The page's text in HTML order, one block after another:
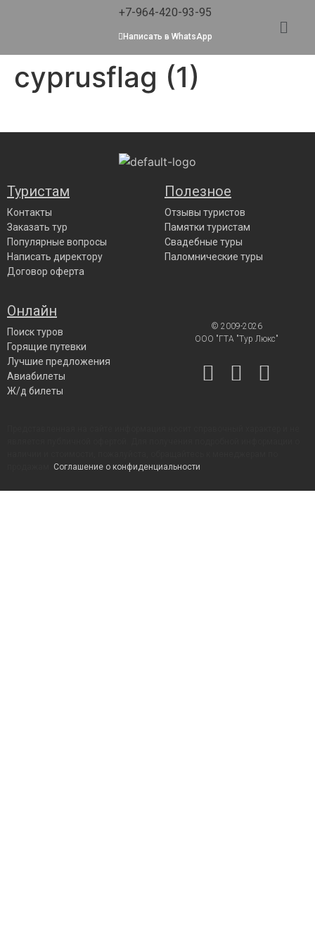
+7-964-420-93-95
Написать в WhatsApp
cyprusflag (1)
© 2009-2026
ООО "ГТА "Тур Люкс"
Онлайн
Поиск туров
Горящие путевки
Лучшие предложения
Авиабилеты
Ж/д билеты
Полезное
Отзывы туристов
Памятки туристам
Свадебные туры
Паломнические туры
Туристам
Контакты
Заказать тур
Популярные вопросы
Написать директору
Договор оферта
Соглашение о конфиденциальности